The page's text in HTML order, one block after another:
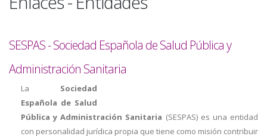
a
la
navegación
SESPAS - Sociedad Española de Salud Pública y
Administración Sanitaria
La Sociedad
Española de Salud
Pública y Administración Sanitaria (SESPAS) es una entidad
con personalidad jurídica propia que tiene como misión contribuir